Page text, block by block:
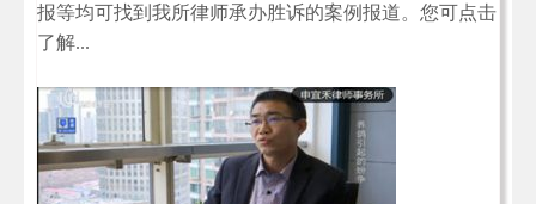
报等均可找到我所律师承办胜诉的案例报道。您可点击
了解...